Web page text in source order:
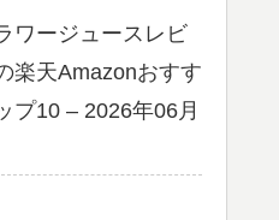
ワージュースレビ
楽天Amazonおすす
プ10 – 2026年06月